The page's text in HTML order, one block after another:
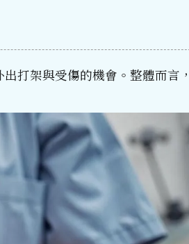
打架與受傷的機會。整體而言